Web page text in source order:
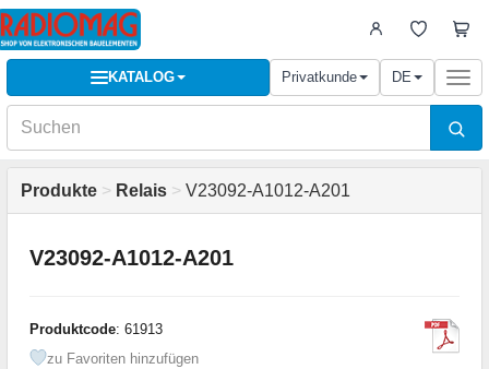
KATALOG Privatkunde DE
Produkte > Relais > V23092-A1012-A201
V23092-A1012-A201
Produktcode: 61913
zu Favoriten hinzufügen